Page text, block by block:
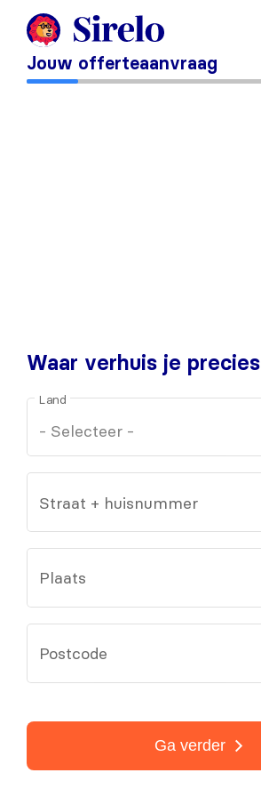
Jouw offerteaanvraag
Waar verhuis je precies
Land
Straat + huisnummer
Plaats
Postcode
Ga verder